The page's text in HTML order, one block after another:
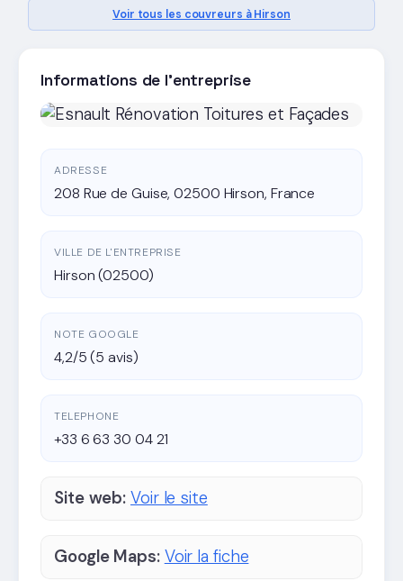
Voir tous les couvreurs à Hirson
Informations de l'entreprise
ADRESSE
208 Rue de Guise, 02500 Hirson, France
VILLE DE L'ENTREPRISE
Hirson (02500)
NOTE GOOGLE
4,2/5 (5 avis)
TELEPHONE
+33 6 63 30 04 21
Site web: Voir le site
Google Maps: Voir la fiche